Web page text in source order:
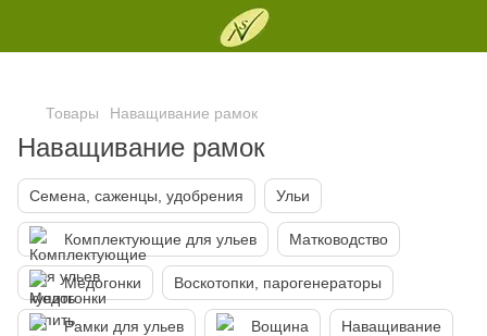
Товары Наващивание рамок
Наващивание рамок
Семена, саженцы, удобрения Ульи
Комплектующие для ульев Матководство
Медогонки Воскотопки, парогенераторы
Рамки для ульев Вощина Наващивание